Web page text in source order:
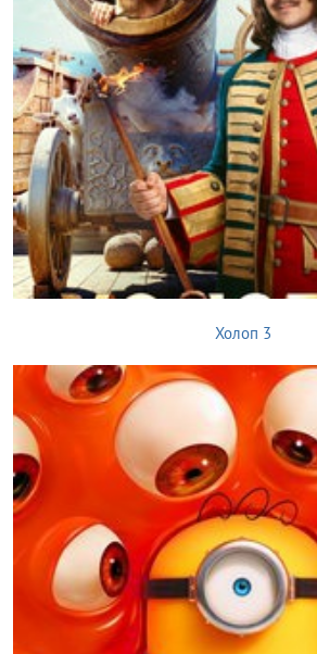
Холоп 3